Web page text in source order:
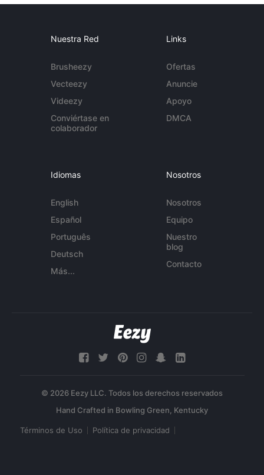
Nuestra Red
Brusheezy
Vecteezy
Videezy
Conviértase en
colaborador
Links
Ofertas
Anuncie
Apoyo
DMCA
Idiomas
English
Español
Português
Deutsch
Más...
Nosotros
Nosotros
Equipo
Nuestro
blog
Contacto
© 2026 Eezy LLC. Todos los derechos reservados
Términos de Uso Política de privacidad